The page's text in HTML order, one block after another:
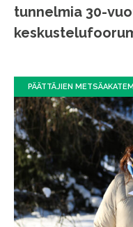
tunnelmia 30-
PÄÄTTÄJIEN